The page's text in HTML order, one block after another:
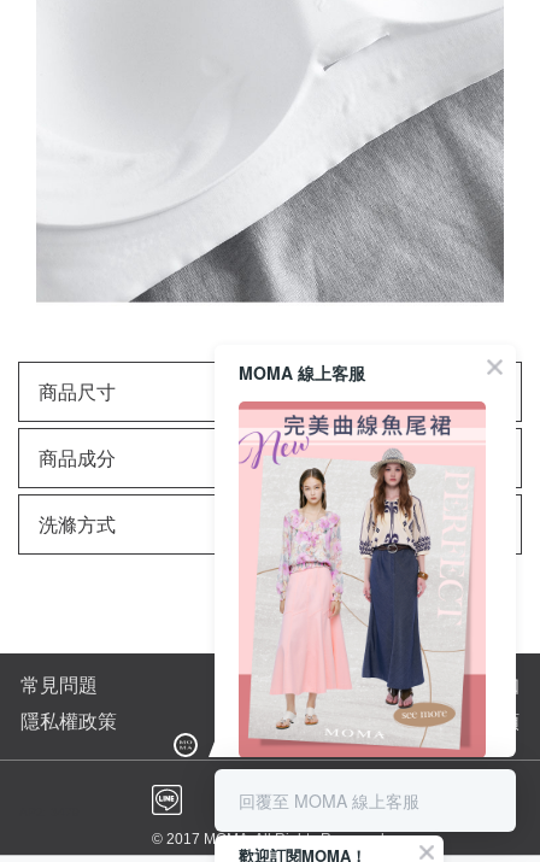
商品尺寸
商品成分
洗滌方式
常見問題
購物須知
隱私權政策
全站商品分類
© 2017 MOMA. All Rights Reserved.
MOMA 線上客服
完美曲線輕鬆上手👌
搭配高跟鞋與小提包-氣質名媛風
回覆至 MOMA 線上客服
歡迎訂閱MOMA！